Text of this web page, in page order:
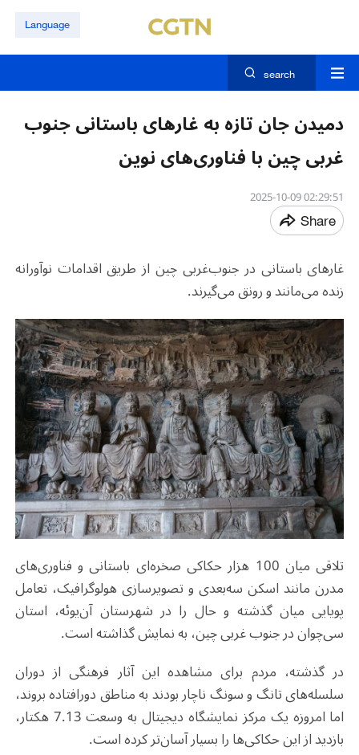
Language
search
دمیدن جان تازه به غارهای باستانی جنوب
‌غربی چین با فناوری‌های نوین
02:29:51 2025-10-09
Share
غارهای باستانی در جنوب‌غربی چین از طریق اقدامات نوآورانه
زنده می‌مانند و رونق می‌گیرند.
تلاقی میان 100 هزار حکاکی صخره‌ای باستانی و فناوری‌های
مدرن مانند اسکن سه‌بعدی و تصویرسازی هولوگرافیک، تعامل
پویایی میان گذشته و حال را در شهرستان آن‌یوئه، استان
سی‌چوان در جنوب غربی چین، به نمایش گذاشته است.
در گذشته، مردم برای مشاهده این آثار فرهنگی از دوران
سلسله‌های تانگ و سونگ ناچار بودند به مناطق دورافتاده بروند،
اما امروزه یک مرکز نمایشگاه دیجیتال به وسعت 7.13 هکتار،
بازدید از این حکاکی‌ها را بسیار آسان‌تر کرده است.